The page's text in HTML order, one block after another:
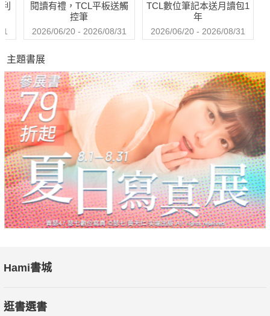
閱讀有禮，TCL平板送觸
控筆
2026/06/20 - 2026/08/31
TCL數位筆記本送月讀包1
年
2026/06/20 - 2026/08/31
主題書展
Hami書城
逛書選書